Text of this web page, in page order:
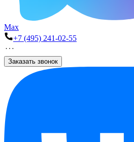
Max
+7 (495) 241-02-55
Заказать звонок